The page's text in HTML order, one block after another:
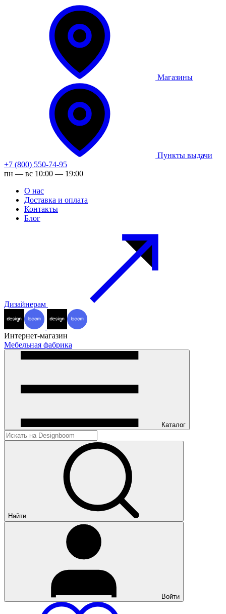
Магазины
Пункты выдачи
+7 (800) 550-74-95
пн — вс 10:00 — 19:00
О нас
Доставка и оплата
Контакты
Блог
Дизайнерам
Интернет-магазин
Мебельная фабрика
Каталог
Найти
Войти